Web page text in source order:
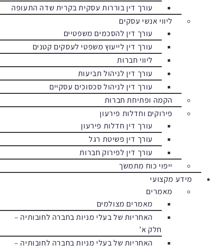
עורך דין בוררות עסקית בקרית שדה התעופה
ליווי אנשי עסקים
עורך דין להסכמים משפטיים
עורך דין לייעוץ משפטי לעסקים קטנים
ליווי חברות
עורך דין לניהול תביעות
עורך דין לניהול סכסוכים עסקיים
הקמה ופתיחת חברות
פירוקים וחדלות פירעון
עורך דין חדלות פירעון
עורך דין פשיטת רגל
עורך דין לפירוק חברות
ייפוי כוח מתמשך
מידע מקצועי
מאמרים
מאמרים מצולמים
האחריות של בעלי מניות בחברה לחובותיה –
חלק א’
האחריות של בעלי מניות בחברה לחובותיה –